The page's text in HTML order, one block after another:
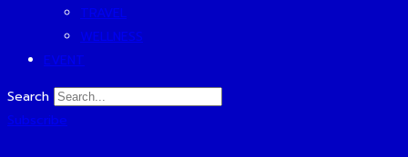
TRAVEL
WELLNESS
EVENT
Search
Subscribe